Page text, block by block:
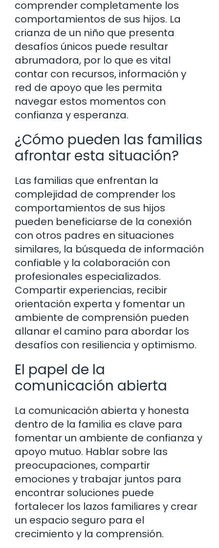
comprender completamente los
comportamientos de sus hijos. La
crianza de un niño que presenta
desafíos únicos puede resultar
abrumadora, por lo que es vital
contar con recursos, información y
red de apoyo que les permita
navegar estos momentos con
confianza y esperanza.
¿Cómo pueden las familias
afrontar esta situación?
Las familias que enfrentan la
complejidad de comprender los
comportamientos de sus hijos
pueden beneficiarse de la conexión
con otros padres en situaciones
similares, la búsqueda de información
confiable y la colaboración con
profesionales especializados.
Compartir experiencias, recibir
orientación experta y fomentar un
ambiente de comprensión pueden
allanar el camino para abordar los
desafíos con resiliencia y optimismo.
El papel de la
comunicación abierta
La comunicación abierta y honesta
dentro de la familia es clave para
fomentar un ambiente de confianza y
apoyo mutuo. Hablar sobre las
preocupaciones, compartir
emociones y trabajar juntos para
encontrar soluciones puede
fortalecer los lazos familiares y crear
un espacio seguro para el
crecimiento y la comprensión.